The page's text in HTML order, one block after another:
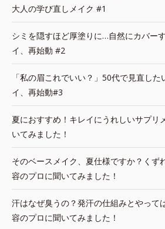
大人の学び直しメイク #1
シミを隠すほど厚塗りに…自然にカバー
イ、再始動 #2
「私の眉これでいい？」50代で見直し
イ、再始動#3
夏におすすめ！キレイにうれしいサプリ
いてみました！
そのベースメイク、夏仕様ですか？くず
容のプロに聞いてみました！
汗はなぜ臭うの？発汗の仕組みとやって
容のプロに聞いてみました！